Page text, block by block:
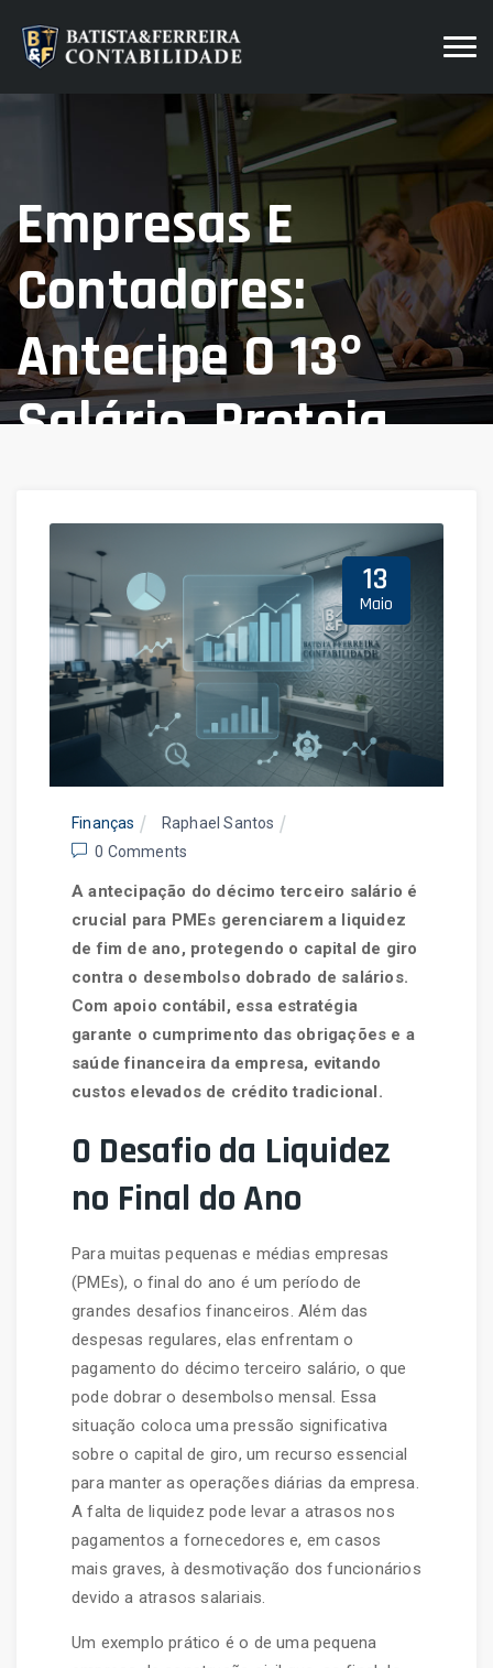
Empresas E
Contadores:
Antecipe O 13º
Salário, Proteja
Giro
Home Blog
13
Maio
Finanças
Raphael Santos
0 Comments
A antecipação do décimo terceiro salário é
crucial para PMEs gerenciarem a liquidez
de fim de ano, protegendo o capital de giro
contra o desembolso dobrado de salários.
Com apoio contábil, essa estratégia
garante o cumprimento das obrigações e a
saúde financeira da empresa, evitando
custos elevados de crédito tradicional.
O Desafio da Liquidez
no Final do Ano
Para muitas pequenas e médias empresas
(PMEs), o final do ano é um período de
grandes desafios financeiros. Além das
despesas regulares, elas enfrentam o
pagamento do décimo terceiro salário, o que
pode dobrar o desembolso mensal. Essa
situação coloca uma pressão significativa
sobre o capital de giro, um recurso essencial
para manter as operações diárias da empresa.
A falta de liquidez pode levar a atrasos nos
pagamentos a fornecedores e, em casos
mais graves, à desmotivação dos funcionários
devido a atrasos salariais.
Um exemplo prático é o de uma pequena